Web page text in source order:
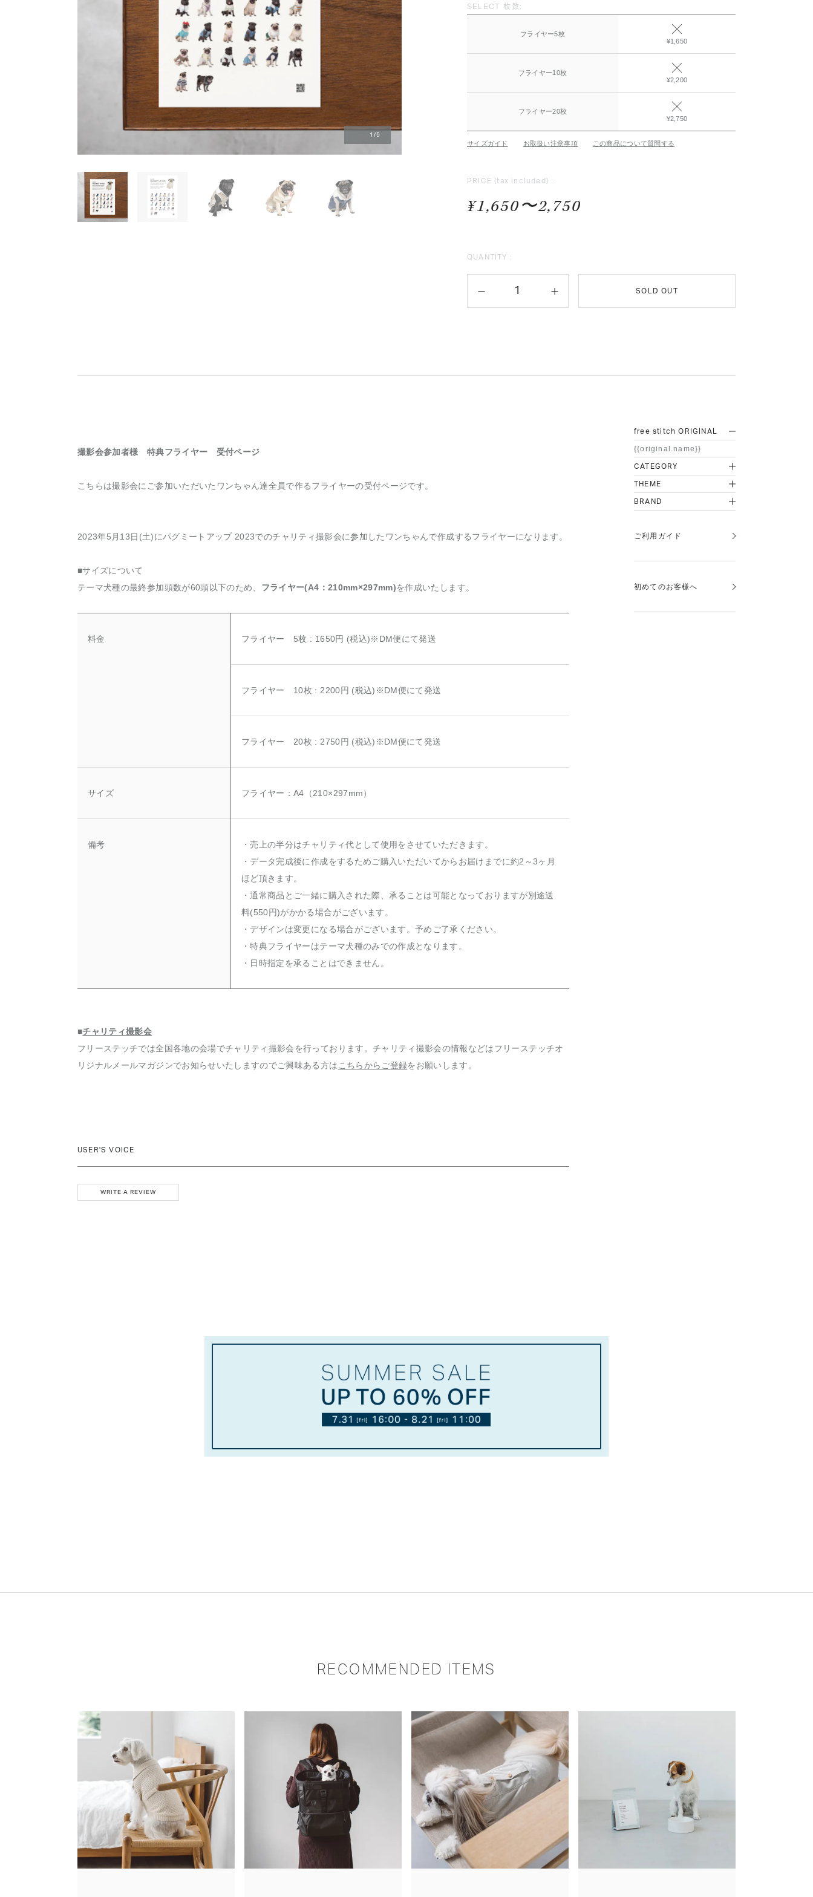
1 /5
SELECT 枚数:
フライヤー5枚
¥1,650
フライヤー10枚
¥2,200
フライヤー20枚
¥2,750
サイズガイド お取扱い注意事項 この商品について質問する
PRICE (tax included) :
¥1,650〜2,750
QUANTITY :
SOLD OUT
撮影会参加者様 特典フライヤー 受付ページ
こちらは撮影会にご参加いただいたワンちゃん達全員で作るフライヤーの受付ページです。
2023年5月13日(土)にパグミートアップ 2023でのチャリティ撮影会に参加したワンちゃんで作成するフライヤーになります。
■サイズについて
テーマ犬種の最終参加頭数が60頭以下のため、 フライヤー(A4：210mm×297mm)を作成いたします。
料金 フライヤー 5枚 : 1650円 (税込)※DM便にて発送
フライヤー 10枚 : 2200円 (税込)※DM便にて発送
フライヤー 20枚 : 2750円 (税込)※DM便にて発送
サイズ フライヤー：A4（210×297mm）
備考
・売上の半分はチャリティ代として使用をさせていただきます。
・データ完成後に作成をするためご購入いただいてからお届けまでに約2～3ヶ月
ほど頂きます。
・通常商品とご一緒に購入された際、承ることは可能となっておりますが別途送
料(550円)がかかる場合がございます。
・デザインは変更になる場合がございます。予めご了承ください。
・特典フライヤーはテーマ犬種のみでの作成となります。
・日時指定を承ることはできません。
■チャリティ撮影会
フリーステッチでは全国各地の会場でチャリティ撮影会を行っております。チャリティ撮影会の情報などはフリーステッチオ
リジナルメールマガジンでお知らせいたしますのでご興味ある方は こちらからご登録をお願いします。
USER'S VOICE
WRITE A REVIEW
free stitch ORIGINAL
{{original.name}}
CATEGORY
THEME
BRAND
ご利用ガイド
初めてのお客様へ
RECOMMENDED ITEMS